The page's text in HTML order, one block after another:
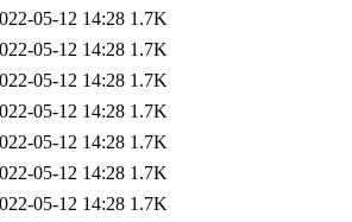
05-12 14:28 1.7K
05-12 14:28 1.7K
05-12 14:28 1.7K
05-12 14:28 1.7K
05-12 14:28 1.7K
05-12 14:28 1.7K
05-12 14:28 1.7K